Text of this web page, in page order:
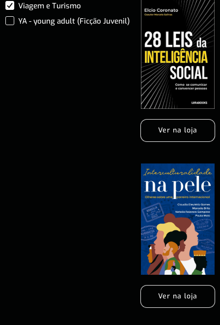
Viagem e Turismo
YA - young adult (Ficção Juvenil)
Ver na loja
Ver na loja